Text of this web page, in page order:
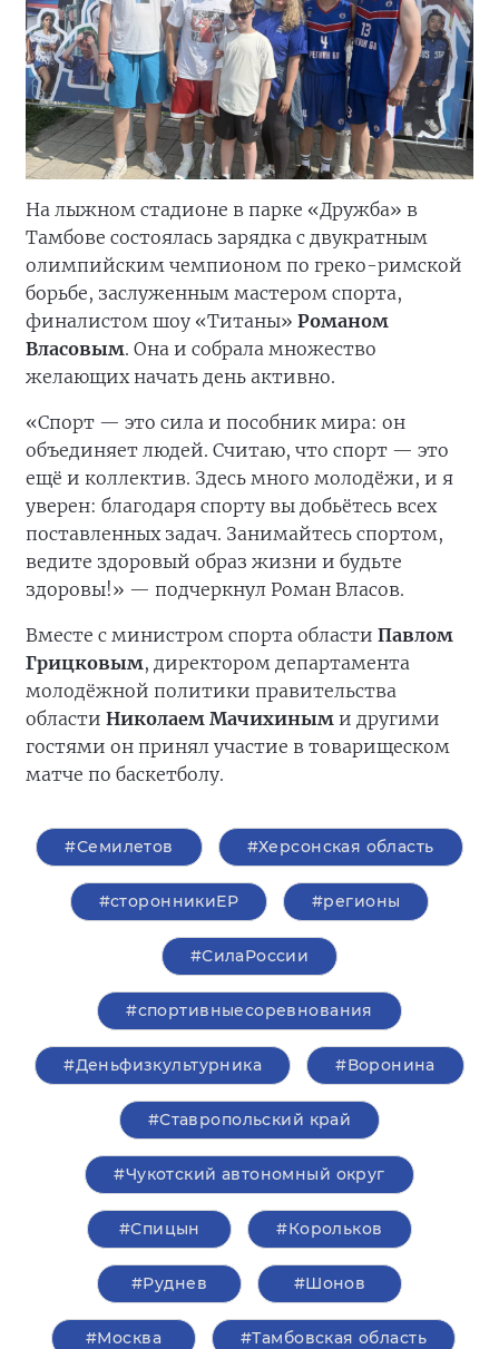
На лыжном стадионе в парке «Дружба» в
Тамбове состоялась зарядка с двукратным
олимпийским чемпионом по греко-римской
борьбе, заслуженным мастером спорта,
финалистом шоу «Титаны» Романом
Власовым. Она и собрала множество
желающих начать день активно.
«Спорт — это сила и пособник мира: он
объединяет людей. Считаю, что спорт — это
ещё и коллектив. Здесь много молодёжи, и я
уверен: благодаря спорту вы добьётесь всех
поставленных задач. Занимайтесь спортом,
ведите здоровый образ жизни и будьте
здоровы!» — подчеркнул Роман Власов.
Вместе с министром спорта области Павлом
Грицковым, директором департамента
молодёжной политики правительства
области Николаем Мачихиным и другими
гостями он принял участие в товарищеском
матче по баскетболу.
#Семилетов #Херсонская область
#сторонникиЕР #регионы
#СилаРоссии
#спортивныесоревнования
#Деньфизкультурника #Воронина
#Ставропольский край
#Чукотский автономный округ
#Спицын #Корольков
#Руднев #Шонов
#Москва #Тамбовская область